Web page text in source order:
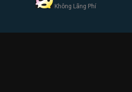
Không Lãng Phí